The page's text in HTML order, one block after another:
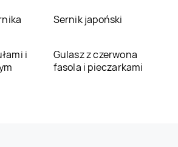
Sernik japoński
i
Gulasz z czerwona
fasola i pieczarkami